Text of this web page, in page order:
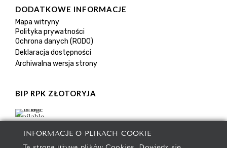
DODATKOWE INFORMACJE
Mapa witryny
Polityka prywatności
Ochrona danych (RODO)
Deklaracja dostępności
Archiwalna wersja strony
BIP RPK ZŁOTORYJA
INFORMACJE O PLIKACH COOKIE